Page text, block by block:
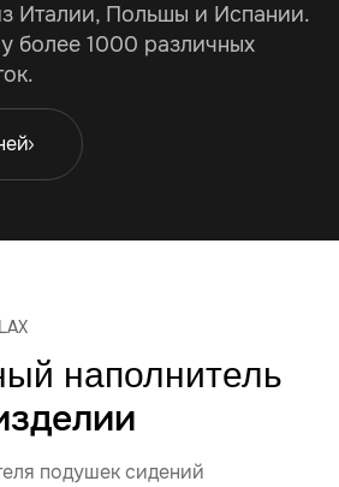
Италии, Польшы и Испании.
более 1000 различных
наполнитель
подушек сидений